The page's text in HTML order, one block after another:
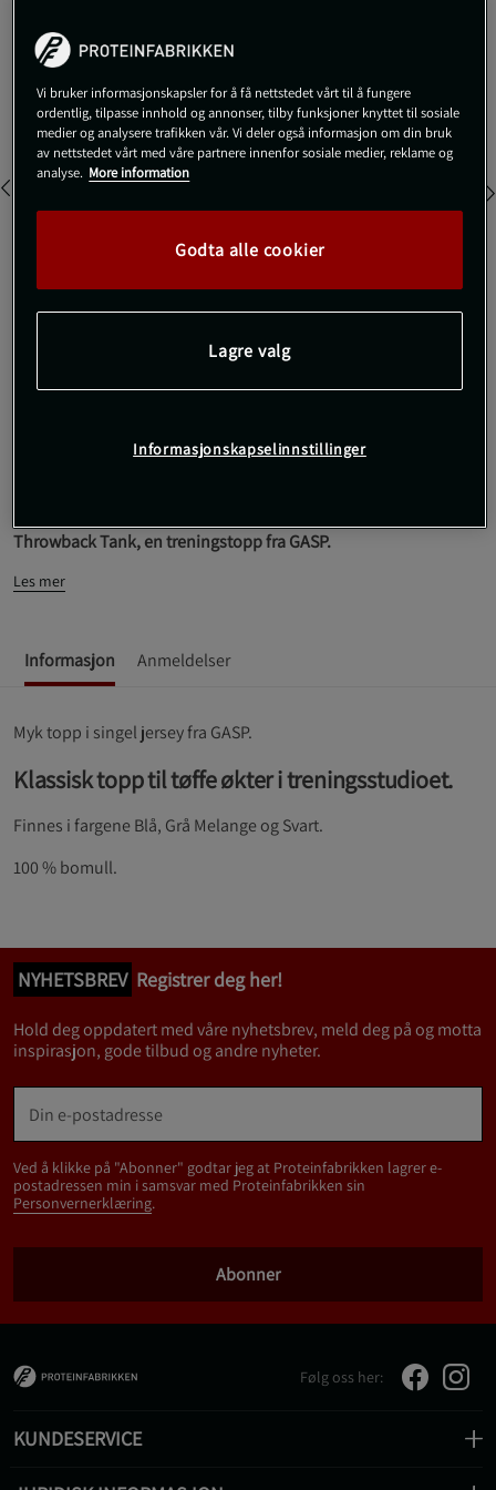
449 kr
Veil.pris 449 kr
Farge: Greymelange
Gratis frakt over 800 kr Gratis retur 14 dagers angrerett
Throwback Tank, en treningstopp fra GASP.
Les mer
Informasjon Anmeldelser
Myk topp i singel jersey fra GASP.
Klassisk topp til tøffe økter i treningsstudioet.
Finnes i fargene Blå, Grå Melange og Svart.
100 % bomull.
NYHETSBREV Registrer deg her!
Hold deg oppdatert med våre nyhetsbrev, meld deg på og motta
inspirasjon, gode tilbud og andre nyheter.
Ved å klikke på "Abonner" godtar jeg at Proteinfabrikken lagrer e-
postadressen min i samsvar med Proteinfabrikken sin
Personvernerklæring.
Abonner
Følg oss her:
KUNDESERVICE
Vi bruker informasjonskapsler for å få nettstedet vårt til å fungere
ordentlig, tilpasse innhold og annonser, tilby funksjoner knyttet til sosiale
medier og analysere trafikken vår. Vi deler også informasjon om din bruk
av nettstedet vårt med våre partnere innenfor sosiale medier, reklame og
analyse. More information
Godta alle cookier
Lagre valg
Informasjonskapselinnstillinger